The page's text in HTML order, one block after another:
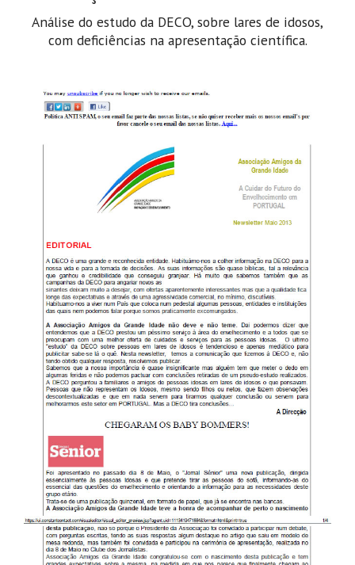
Análise do estudo da DECO, sobre lares de idosos,
com deficiências na apresentação científica.